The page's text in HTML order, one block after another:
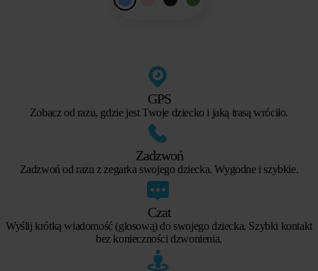
GPS
Zobacz od razu, gdzie jest Twoje dziecko i jaką trasą wróciło.
Zadzwoń
Zadzwoń od razu z zegarka swojego dziecka. Wygodne i szybkie.
Czat
Wyślij krótką wiadomość (głosową) do swojego dziecka. Szybki kontakt
bez konieczności dzwonienia.